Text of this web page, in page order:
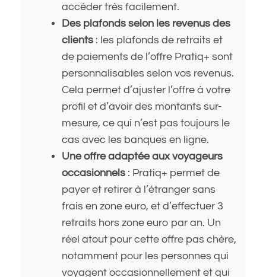
accéder très facilement.
Des plafonds selon les revenus des
clients : les plafonds de retraits et
de paiements de l’offre Pratiq+ sont
personnalisables selon vos revenus.
Cela permet d’ajuster l’offre à votre
profil et d’avoir des montants sur-
mesure, ce qui n’est pas toujours le
cas avec les banques en ligne.
Une offre adaptée aux voyageurs
occasionnels : Pratiq+ permet de
payer et retirer à l’étranger sans
frais en zone euro, et d’effectuer 3
retraits hors zone euro par an. Un
réel atout pour cette offre pas chère,
notamment pour les personnes qui
voyagent occasionnellement et qui